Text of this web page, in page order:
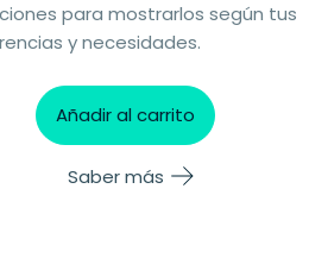
para mostrarlos según tus
y necesidades.
Añadir al carrito
Saber más